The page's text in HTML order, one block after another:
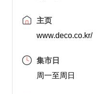
主页
www.deco.co.kr/
集市日
周一至周日